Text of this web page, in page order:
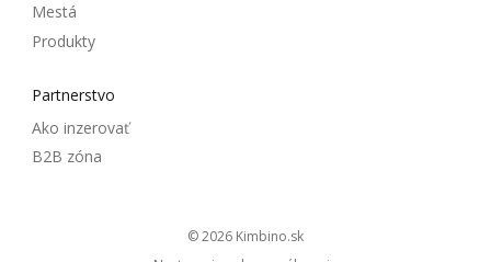
Mestá
Produkty
Partnerstvo
Ako inzerovať
B2B zóna
© 2026
kimbino.sk